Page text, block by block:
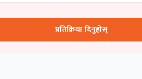
प्रतिक्रिया दिनुहोस्